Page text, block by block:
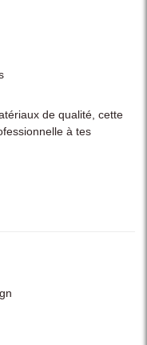
de qualité, cette
à tes